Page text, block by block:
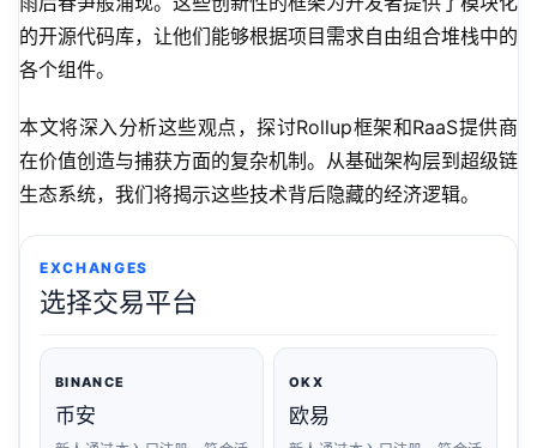
的开源代码库，让他们能够根据项目需求自由组合堆栈中的
各个组件。
本文将深入分析这些观点，探讨Rollup框架和RaaS提供商
在价值创造与捕获方面的复杂机制。从基础架构层到超级链
生态系统，我们将揭示这些技术背后隐藏的经济逻辑。
EXCHANGES
选择交易平台
BINANCE
币安
OKX
欧易